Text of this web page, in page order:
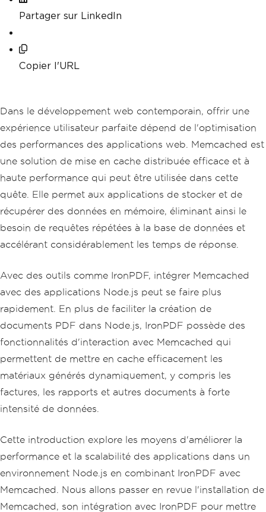
Partager sur LinkedIn
Copier l'URL
Dans le développement web contemporain, offrir une
expérience utilisateur parfaite dépend de l'optimisation
des performances des applications web. Memcached est
une solution de mise en cache distribuée efficace et à
haute performance qui peut être utilisée dans cette
quête. Elle permet aux applications de stocker et de
récupérer des données en mémoire, éliminant ainsi le
besoin de requêtes répétées à la base de données et
accélérant considérablement les temps de réponse.
Avec des outils comme IronPDF, intégrer Memcached
avec des applications Node.js peut se faire plus
rapidement. En plus de faciliter la création de
documents PDF dans Node.js, IronPDF possède des
fonctionnalités d'interaction avec Memcached qui
permettent de mettre en cache efficacement les
matériaux générés dynamiquement, y compris les
factures, les rapports et autres documents à forte
intensité de données.
Cette introduction explore les moyens d'améliorer la
performance et la scalabilité des applications dans un
environnement Node.js en combinant IronPDF avec
Memcached. Nous allons passer en revue l'installation de
Memcached, son intégration avec IronPDF pour mettre